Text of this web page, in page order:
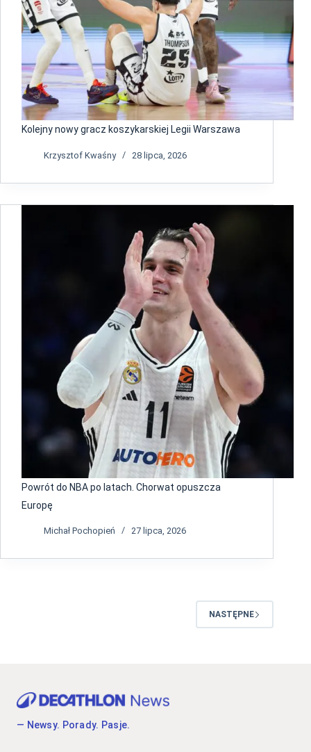
Kolejny nowy gracz koszykarskiej Legii Warszawa
Krzysztof Kwaśny 28 lipca, 2026
Powrót do NBA po latach. Chorwat opuszcza
Europę
Michał Pochopień 27 lipca, 2026
NASTĘPNE
— Newsy. Porady. Pasje.